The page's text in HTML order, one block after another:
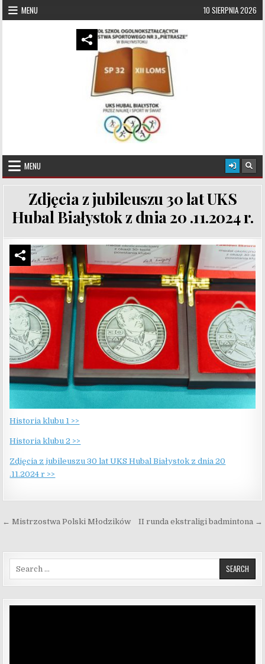
Skip to content
MENU 10 SIERPNIA 2026
UKS Hubal Białystok
MENU
Zdjęcia z jubileuszu 30 lat UKS
Hubal Białystok z dnia 20 .11.2024 r.
Historia klubu 1 >>
Historia klubu 2 >>
Zdjęcia z jubileuszu 30 lat UKS Hubal Białystok z dnia 20
.11.2024 r >>
Nawigacja wpisu II runda ekstraligi badmintona →
← Mistrzostwa Polski Młodzików